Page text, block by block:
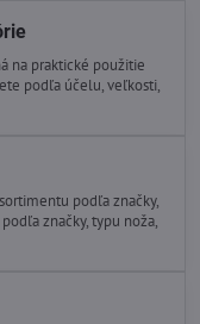
na praktické použitie
podľa účelu, veľkosti,
podľa značky,
značky, typu noža,